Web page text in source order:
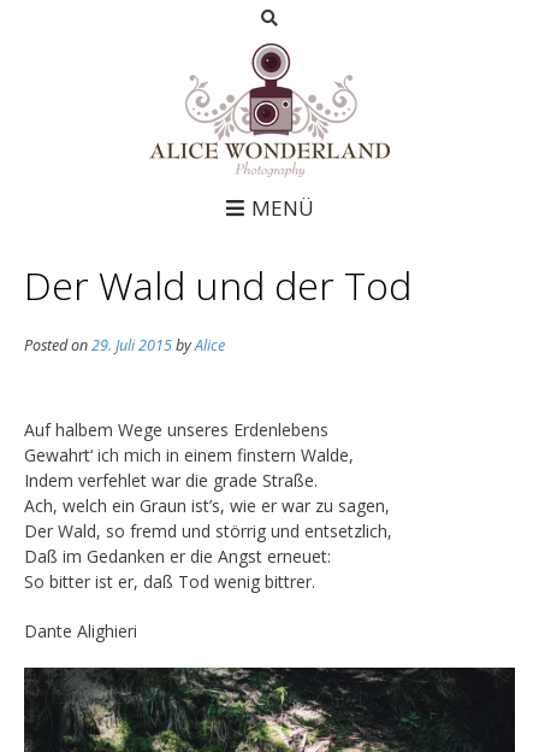
MENÜ
Der Wald und der Tod
Posted on29. Juli 2015byAlice
Auf halbem Wege unseres Erdenlebens
Gewahrt‘ ich mich in einem finstern Walde,
Indem verfehlet war die grade Straße.
Ach, welch ein Graun ist’s, wie er war zu sagen,
Der Wald, so fremd und störrig und entsetzlich,
Daß im Gedanken er die Angst erneuet:
So bitter ist er, daß Tod wenig bittrer.
Dante Alighieri